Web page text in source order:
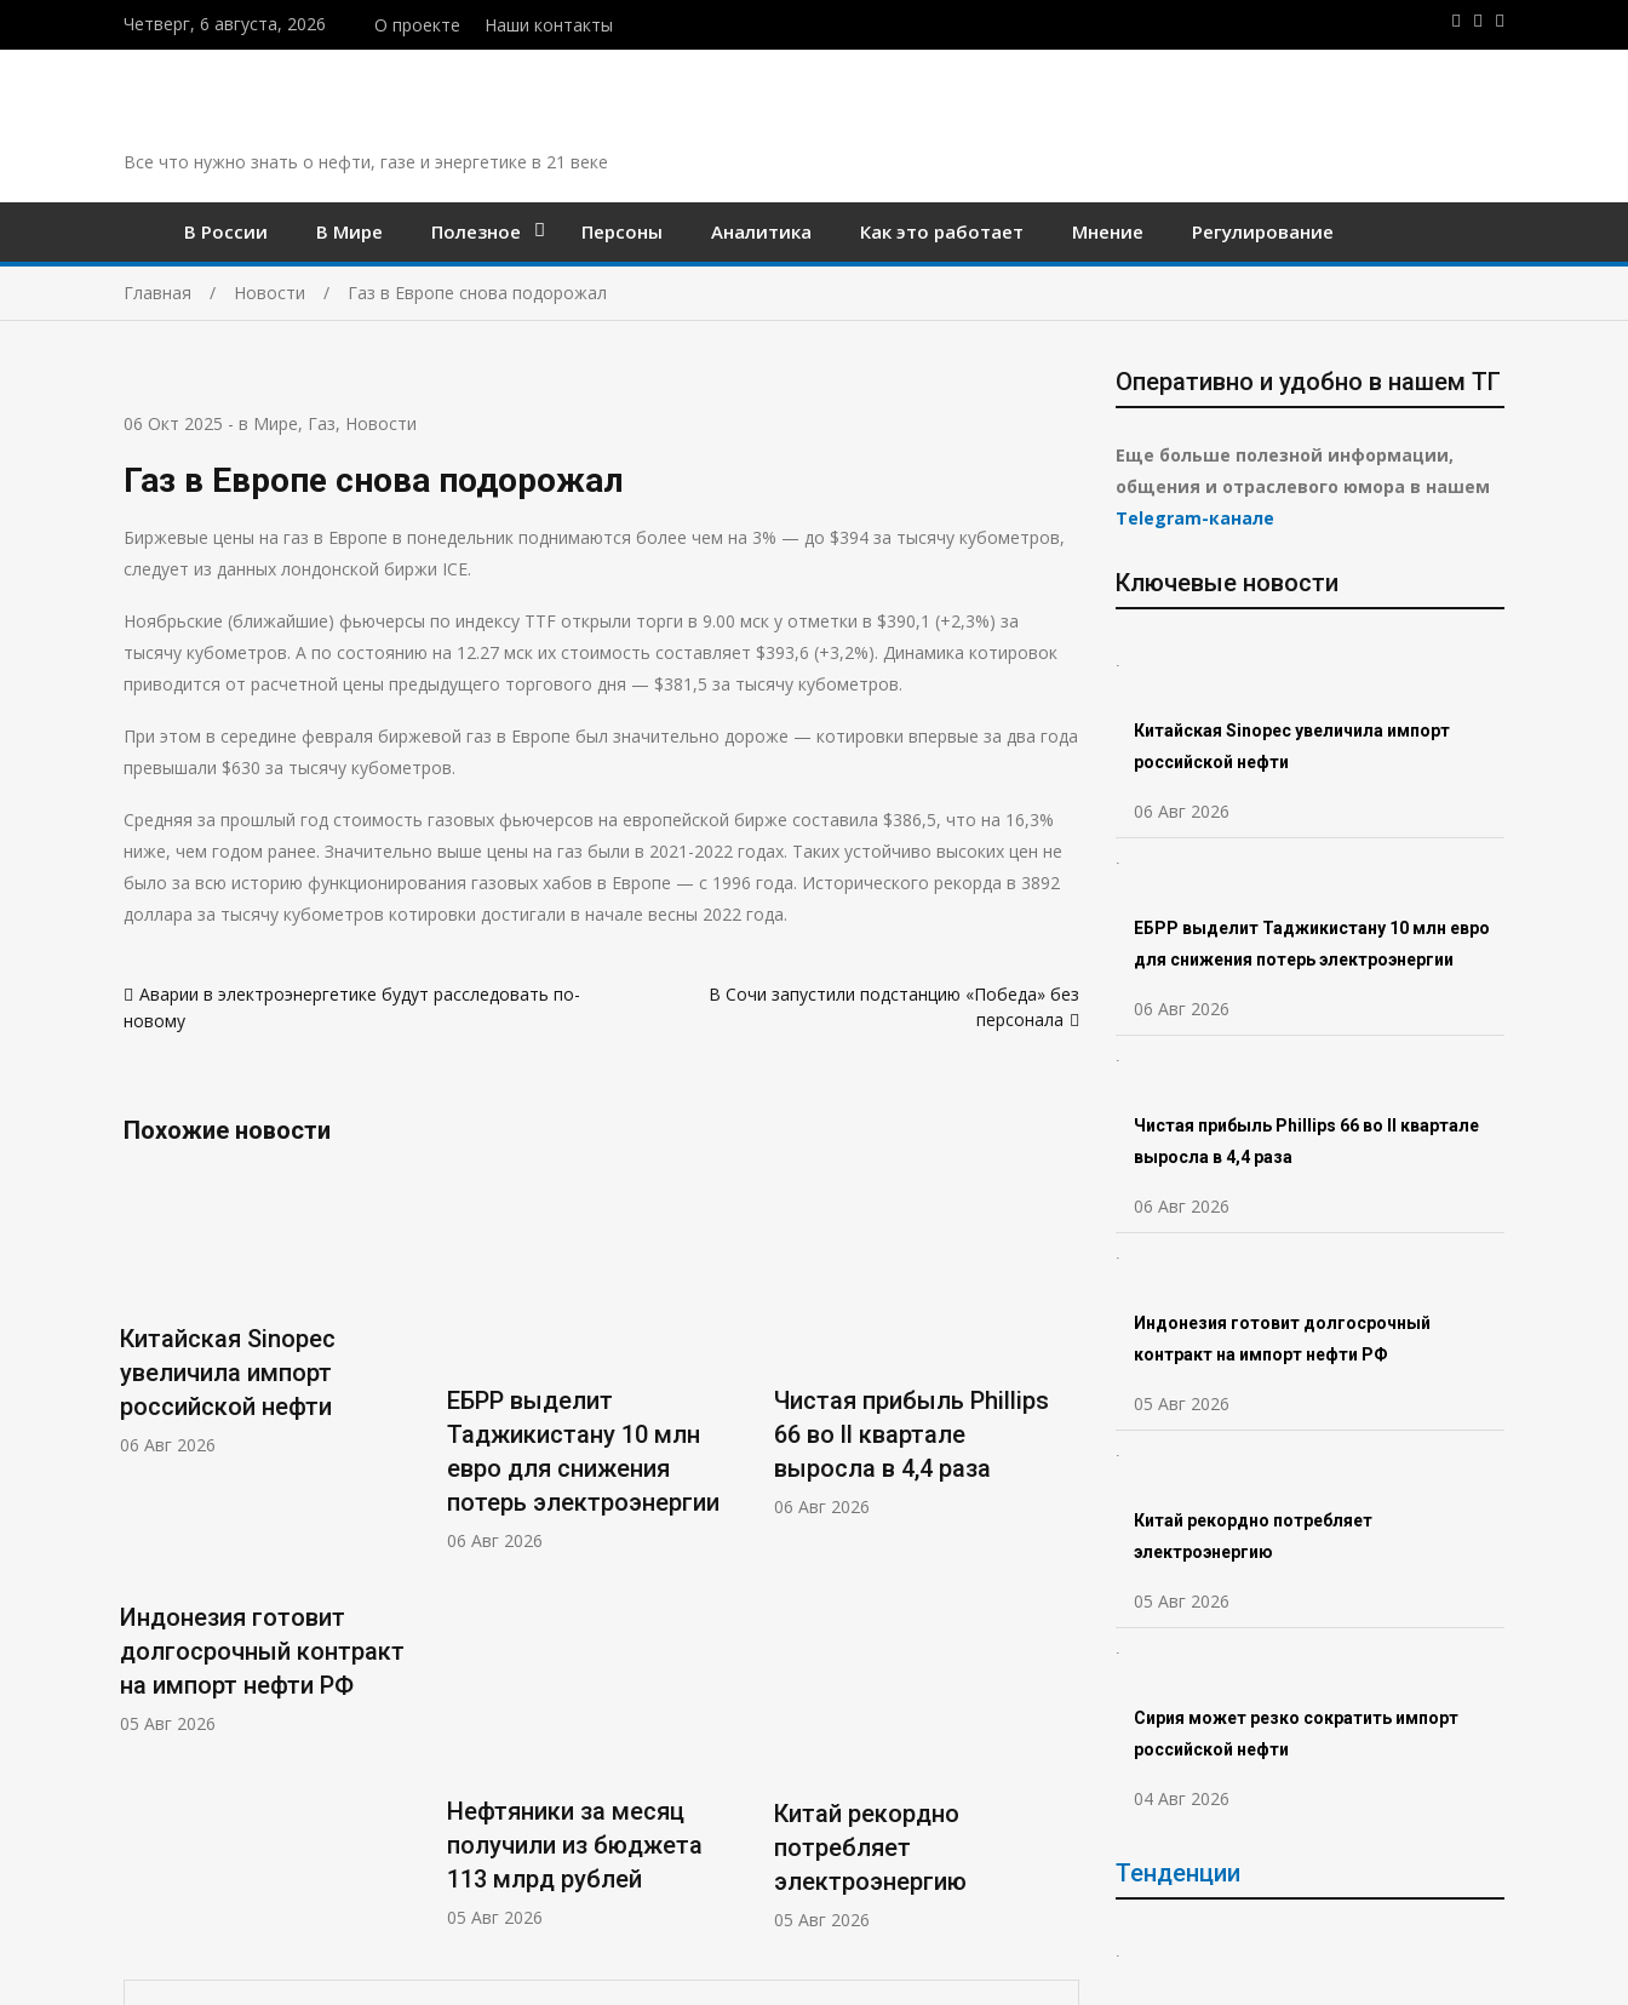
Четверг, 6 августа, 2026 О проекте Наши контакты
Все что нужно знать о нефти, газе и энергетике в 21 веке
В России В Мире Полезное Персоны Аналитика Как это работает Мнение Регулирование
Главная Новости Газ в Европе снова подорожал
06 Окт 2025 - в Мире, Газ, Новости
Газ в Европе снова подорожал
Биржевые цены на газ в Европе в понедельник поднимаются более чем на 3% — до $394 за тысячу кубометров,
следует из данных лондонской биржи ICE.
Ноябрьские (ближайшие) фьючерсы по индексу TTF открыли торги в 9.00 мск у отметки в $390,1 (+2,3%) за
тысячу кубометров. А по состоянию на 12.27 мск их стоимость составляет $393,6 (+3,2%). Динамика котировок
приводится от расчетной цены предыдущего торгового дня — $381,5 за тысячу кубометров.
При этом в середине февраля биржевой газ в Европе был значительно дороже — котировки впервые за два года
превышали $630 за тысячу кубометров.
Средняя за прошлый год стоимость газовых фьючерсов на европейской бирже составила $386,5, что на 16,3%
ниже, чем годом ранее. Значительно выше цены на газ были в 2021-2022 годах. Таких устойчиво высоких цен не
было за всю историю функционирования газовых хабов в Европе — с 1996 года. Исторического рекорда в 3892
доллара за тысячу кубометров котировки достигали в начале весны 2022 года.
поАварии в электроэнергетике будут расследовать по-
новому
В Сочи запустили подстанцию «Победа» без
персонала
Похожие новости
Китайская Sinopec
увеличила импорт
российской нефти
06 Авг 2026
ЕБРР выделит
Таджикистану 10 млн
евро для снижения
потерь электроэнергии
06 Авг 2026
Чистая прибыль Phillips
66 во ll квартале
выросла в 4,4 раза
06 Авг 2026
Индонезия готовит
долгосрочный контракт
на импорт нефти РФ
05 Авг 2026
Нефтяники за месяц
получили из бюджета
113 млрд рублей
05 Авг 2026
Китай рекордно
потребляет
электроэнергию
05 Авг 2026
Оперативно и удобно в нашем ТГ
Еще больше полезной информации,
общения и отраслевого юмора в нашем
Telegram-канале
Ключевые новости
Китайская Sinopec увеличила импорт
российской нефти
06 Авг 2026
ЕБРР выделит Таджикистану 10 млн евро
для снижения потерь электроэнергии
06 Авг 2026
Чистая прибыль Phillips 66 во ll квартале
выросла в 4,4 раза
06 Авг 2026
Индонезия готовит долгосрочный
контракт на импорт нефти РФ
05 Авг 2026
Китай рекордно потребляет
электроэнергию
05 Авг 2026
Сирия может резко сократить импорт
российской нефти
04 Авг 2026
Тенденции